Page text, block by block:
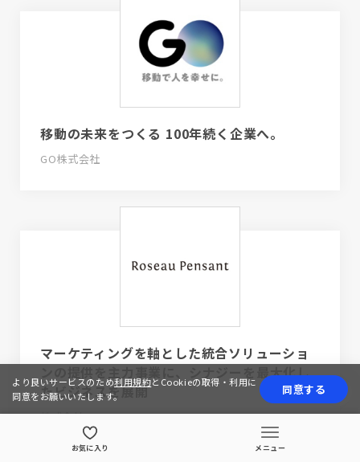
お気に入り メニュー
移動の未来をつくる 100年続く企業へ。
GO株式会社
マーケティングを軸とした統合ソリューショ
ンの提供を主力事業に、シナジーを最大化し
たビジネスを展開
株式会社Roseau Pensant
より良いサービスのため利用規約とCookieの取得・利用に
同意をお願いいたします。
同意する